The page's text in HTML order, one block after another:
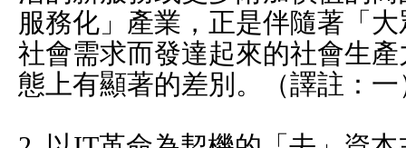
服務化」產業，正是伴隨著「
社會需求而發達起來的社會生
態上有顯著的差別。（譯註：一